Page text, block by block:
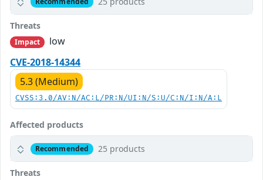
Threats
Impact
low
CVE-2018-14344
5.3 (Medium)
CVSS:3.0/AV:N/AC:L/PR:N/UI:N/S:U/C:N/I:N/A:L
Affected products
Recommended 25 products
Threats